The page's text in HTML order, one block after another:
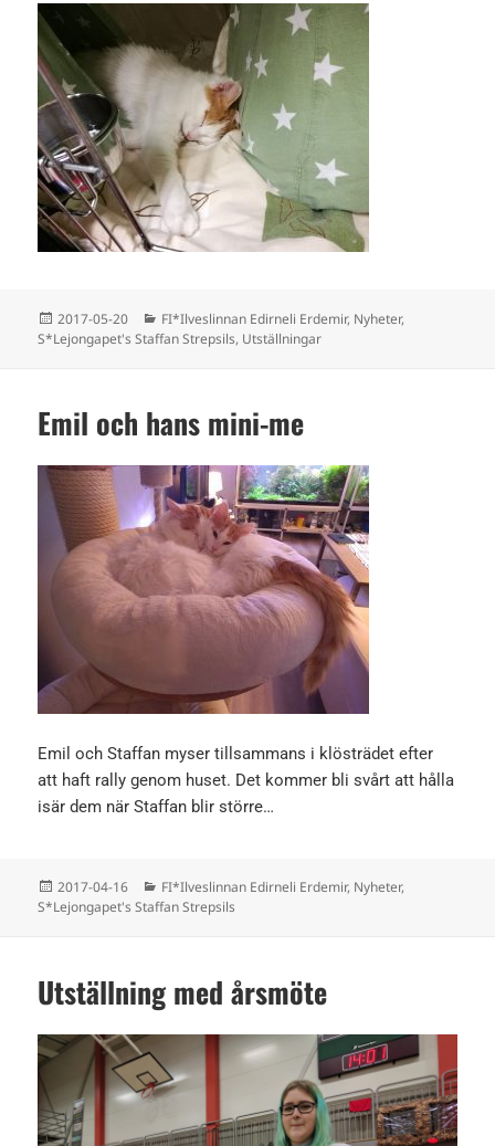
Postat
2017-05-20 Kategorier
FI*Ilveslinnan Edirneli Erdemir, Nyheter,
S*Lejongapet's Staffan Strepsils, Utställningar
Emil och hans mini-me
Emil och Staffan myser tillsammans i klösträdet efter
att haft rally genom huset. Det kommer bli svårt att hålla
isär dem när Staffan blir större…
Postat
2017-04-16 Kategorier
FI*Ilveslinnan Edirneli Erdemir, Nyheter,
S*Lejongapet's Staffan Strepsils
Utställning med årsmöte